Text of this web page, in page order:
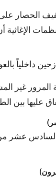
داخلياً
غير
عليها بين
السادس عشر